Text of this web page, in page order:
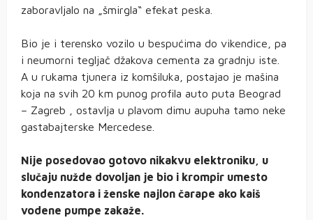
zaboravljalo na „šmirgla“ efekat peska.
Bio je i terensko vozilo u bespućima do vikendice, pa
i neumorni tegljač džakova cementa za gradnju iste.
A u rukama tjunera iz komšiluka, postajao je mašina
koja na svih 20 km punog profila auto puta Beograd
– Zagreb , ostavlja u plavom dimu aupuha tamo neke
gastabajterske Mercedese.
Nije posedovao gotovo nikakvu elektroniku, u
slučaju nužde dovoljan je bio i krompir umesto
kondenzatora i ženske najlon čarape ako kaiš
vodene pumpe zakaže.